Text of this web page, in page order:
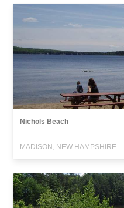
Nichols Beach
MADISON, NEW HAMPSHIRE